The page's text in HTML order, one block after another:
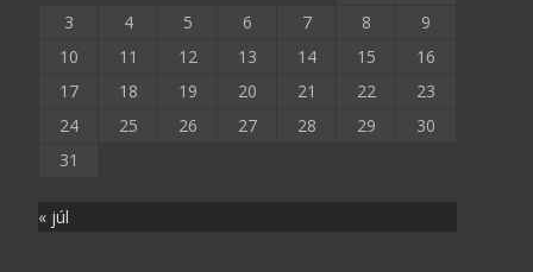
3
4 5 6 7 8
9
10
11 12 13 14 15
16
17
18 19 20 21 22
23
24
25 26 27 28 29
30
31
« júl